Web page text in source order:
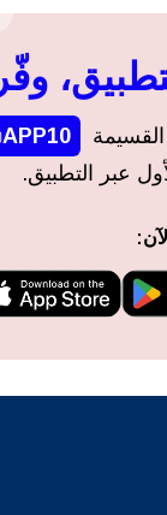
وفّر 10%
APP10
عبر التطبيق.